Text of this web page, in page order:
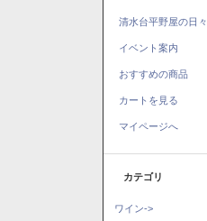
清水台平野屋の日々
イベント案内
おすすめの商品
カートを見る
マイページへ
カテゴリ
ワイン->